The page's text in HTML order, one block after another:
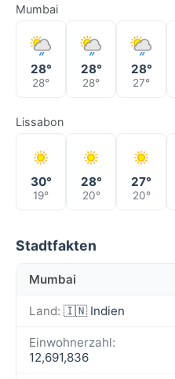
Mumbai
28°
28°
28°
28°
28°
27°
Lissabon
30°
19°
28°
20°
27°
20°
Stadtfakten
Mumbai
Land: 🇮🇳 Indien
Einwohnerzahl:
12,691,836